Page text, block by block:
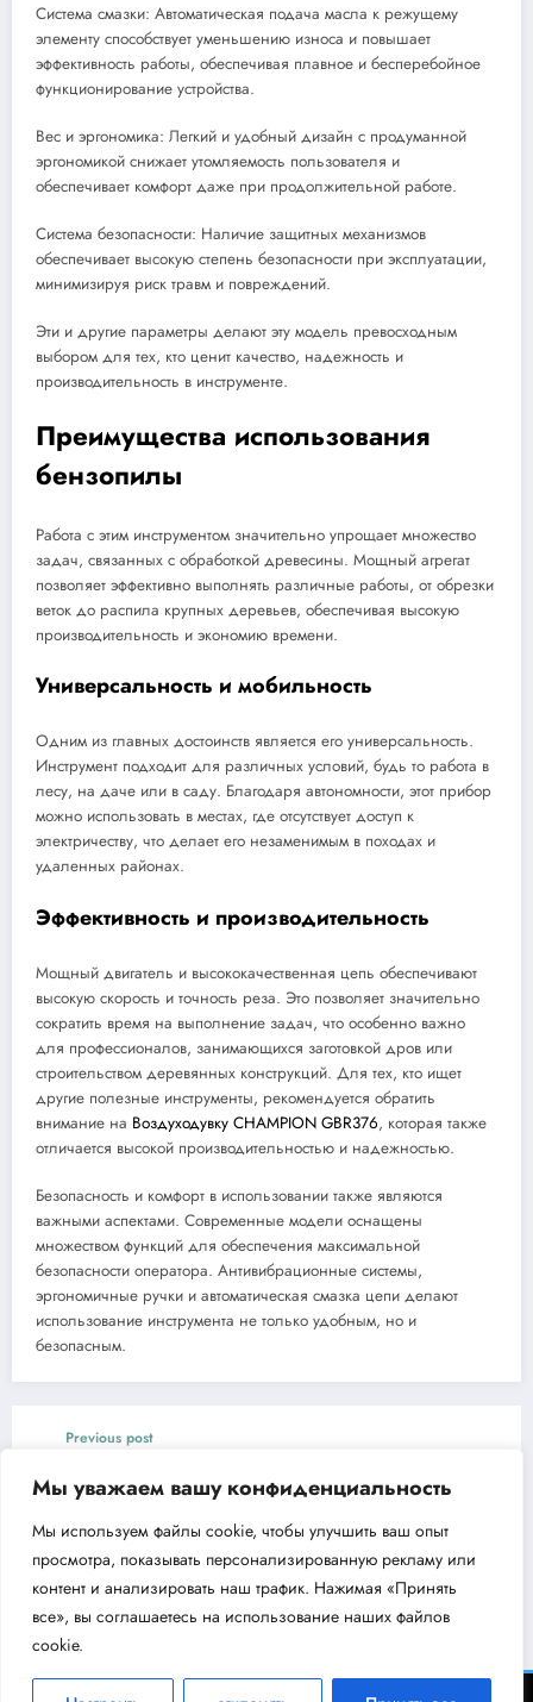
Мы уважаем вашу конфиденциальность
Мы используем файлы cookie, чтобы улучшить ваш опыт
просмотра, показывать персонализированную рекламу или
контент и анализировать наш трафик. Нажимая «Принять
все», вы соглашаетесь на использование наших файлов
cookie.
Система смазки: Автоматическая подача масла к режущему
элементу способствует уменьшению износа и повышает
эффективность работы, обеспечивая плавное и бесперебойное
функционирование устройства.
Вес и эргономика: Легкий и удобный дизайн с продуманной
эргономикой снижает утомляемость пользователя и
обеспечивает комфорт даже при продолжительной работе.
Система безопасности: Наличие защитных механизмов
обеспечивает высокую степень безопасности при эксплуатации,
минимизируя риск травм и повреждений.
Эти и другие параметры делают эту модель превосходным
выбором для тех, кто ценит качество, надежность и
производительность в инструменте.
Преимущества использования
бензопилы
Работа с этим инструментом значительно упрощает множество
задач, связанных с обработкой древесины. Мощный агрегат
позволяет эффективно выполнять различные работы, от обрезки
веток до распила крупных деревьев, обеспечивая высокую
производительность и экономию времени.
Универсальность и мобильность
Одним из главных достоинств является его универсальность.
Инструмент подходит для различных условий, будь то работа в
лесу, на даче или в саду. Благодаря автономности, этот прибор
можно использовать в местах, где отсутствует доступ к
электричеству, что делает его незаменимым в походах и
удаленных районах.
Эффективность и производительность
Мощный двигатель и высококачественная цепь обеспечивают
высокую скорость и точность реза. Это позволяет значительно
сократить время на выполнение задач, что особенно важно
для профессионалов, занимающихся заготовкой дров или
строительством деревянных конструкций. Для тех, кто ищет
другие полезные инструменты, рекомендуется обратить
внимание на Воздуходувку CHAMPION GBR376, которая также
отличается высокой производительностью и надежностью.
Безопасность и комфорт в использовании также являются
важными аспектами. Современные модели оснащены
множеством функций для обеспечения максимальной
безопасности оператора. Антивибрационные системы,
эргономичные ручки и автоматическая смазка цепи делают
использование инструмента не только удобным, но и
безопасным.
Previous post
PC6036F характеристики и преимущества
Next post
Циркуляционный насос Aquario 14-14-50F
ВодоКлин - информационный портал об инженерном оборудовании 2026 |